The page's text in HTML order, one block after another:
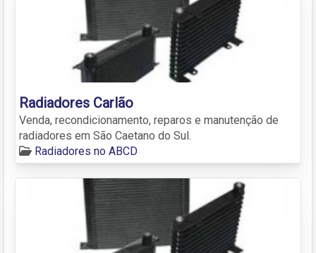
Radiadores Carlão
Venda, recondicionamento, reparos e manutenção de
radiadores em São Caetano do Sul.
Radiadores no ABCD